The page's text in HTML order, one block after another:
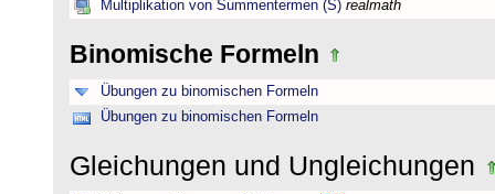
Multiplikation von Summentermen (S) realmath
Binomische Formeln
Übungen zu binomischen Formeln
Übungen zu binomischen Formeln
Gleichungen und Ungleichungen